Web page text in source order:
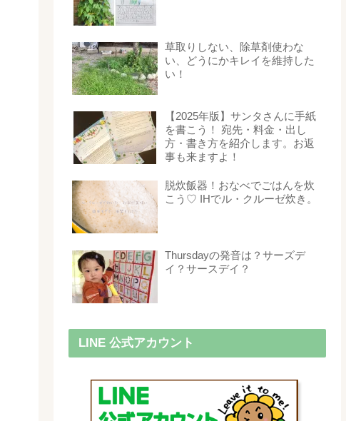
草取りしない、除草剤使わな
い、どうにかキレイを維持した
い！
【2025年版】サンタさんに手紙
を書こう！ 宛先・料金・出し
方・書き方を紹介します。お返
事も来ますよ！
脱炊飯器！おなべでごはんを炊
こう♡ IHでル・クルーゼ炊き。
Thursdayの発音は？サーズデ
イ？サースデイ？
LINE 公式アカウント